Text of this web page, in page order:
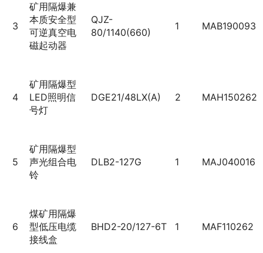
3
矿用隔爆兼
本质安全型
可逆真空电
磁起动器
QJZ-
80/1140(660)
1 MAB190093
4
矿用隔爆型
LED照明信
号灯
DGE21/48LX(A) 2 MAH150262
5
矿用隔爆型
声光组合电
铃
DLB2-127G 1 MAJ040016
6
煤矿用隔爆
型低压电缆
接线盒
BHD2-20/127-6T 1 MAF110262